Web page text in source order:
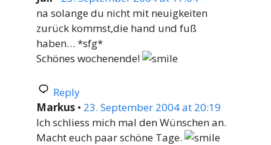
na solange du nicht mit neuigkeiten
zurück kommst,die hand und fuß
haben… *sfg*
Schönes wochenende!
Reply
Markus • 23. September 2004 at 20:19
Ich schliess mich mal den Wünschen an.
Macht euch paar schöne Tage.